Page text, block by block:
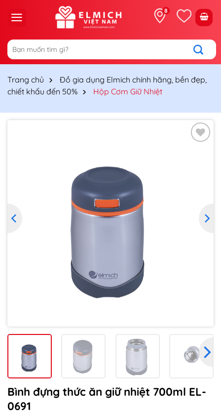
đến
dung
8
Tìm
kiếm:
Trang chủ
Đồ gia dụng Elmich chính hãng, bền đẹp,
chiết khấu đến 50%
Hộp Cơm Giữ Nhiệt
Bình đựng thức ăn giữ nhiệt 700ml EL-
0691